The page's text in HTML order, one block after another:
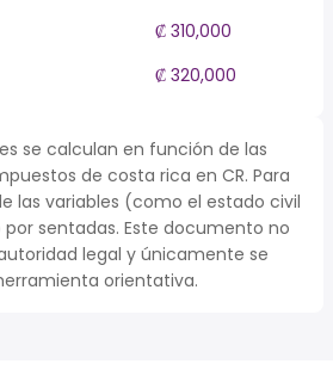
₡ 310,000
₡ 320,000
se calculan en función de las
de costa rica en CR. Para
las variables (como el estado civil
sentadas. Este documento no
legal y únicamente se
orientativa.